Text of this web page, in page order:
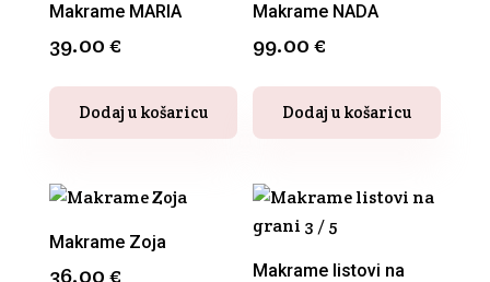
Makrame MARIA
39.00€
Dodaj u košaricu
proizvod
više
Opcije
se
Makrame NADA
99.00€
Dodaj u košaricu
Makrame Zoja
36.00€
Makrame listovi na